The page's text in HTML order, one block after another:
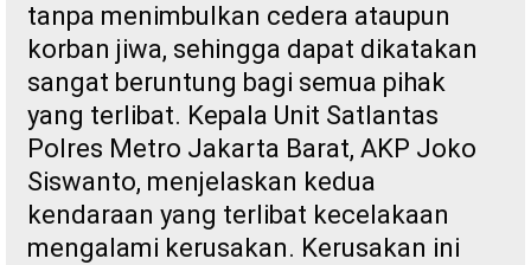
tanpa menimbulkan cedera ataupun
korban jiwa, sehingga dapat dikatakan
sangat beruntung bagi semua pihak
yang terlibat. Kepala Unit Satlantas
Polres Metro Jakarta Barat, AKP Joko
Siswanto, menjelaskan kedua
kendaraan yang terlibat kecelakaan
mengalami kerusakan. Kerusakan ini